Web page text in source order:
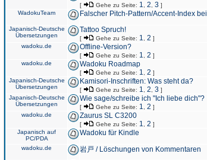
[ Gehe zu Seite: 1 2 3 ]
WadokuTeam Falscher Pitch-Pattern/Accent-Index
Japanisch-Deutsche
Übersetzungen
Tattoo Spruch!
[ Gehe zu Seite: 1 2 ]
wadoku.de Offline-Version?
[ Gehe zu Seite: 1 2 ]
wadoku.de Wadoku Roadmap
[ Gehe zu Seite: 1 2 ]
Japanisch-Deutsche
Übersetzungen
Kamisori-Inschriften: Was steht da?
[ Gehe zu Seite: 1 2 3 ]
Japanisch-Deutsche
Übersetzungen
Wie sage/schreibe ich "Ich liebe dich"?
[ Gehe zu Seite: 1 2 ]
wadoku.de Zaurus SL C3200
[ Gehe zu Seite: 1 2 ]
Japanisch auf
PC/PDA
Wadoku für Kindle
wadoku.de 岩戸 / Löschungen von Kommentaren